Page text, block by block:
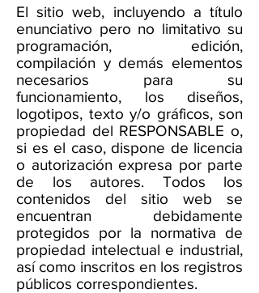
El sitio web, incluyendo a título
enunciativo pero no limitativo su
programación, edición,
compilación y demás elementos
necesarios para su
funcionamiento, los diseños,
logotipos, texto y/o gráficos, son
propiedad del RESPONSABLE o,
si es el caso, dispone de licencia
o autorización expresa por parte
de los autores. Todos los
contenidos del sitio web se
encuentran debidamente
protegidos por la normativa de
propiedad intelectual e industrial,
así como inscritos en los registros
públicos correspondientes.